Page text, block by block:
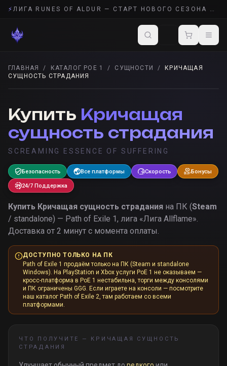
⚡ ЛИГА RUNES OF ALDUR — СТАРТ НОВОГО СЕЗОНА POE 2
ГЛАВНАЯ / КАТАЛОГ POE 1 / СУЩНОСТИ /
КРИЧАЩАЯ
СУЩНОСТЬ СТРАДАНИЯ
Купить Кричащая
сущность страдания
SCREAMING ESSENCE OF SUFFERING
Безопасность Все платформы Скорость Бонусы
24/7 Поддержка
Купить Кричащая сущность страдания на ПК (Steam
/ standalone) — Path of Exile 1, лига «Лига Allflame».
Доставка от 2 минут с момента оплаты.
ДОСТУПНО ТОЛЬКО НА ПК
Path of Exile 1 продаём только на ПК (Steam и standalone
Windows). На PlayStation и Xbox услуги PoE 1 не оказываем —
кросс-платформа в PoE 1 нестабильна, торги между консолями
и ПК ограничены GGG. Если играете на консоли — посмотрите
наш каталог Path of Exile 2, там работаем со всеми
платформами.
ЧТО ПОЛУЧИТЕ — КРИЧАЩАЯ СУЩНОСТЬ
СТРАДАНИЯ